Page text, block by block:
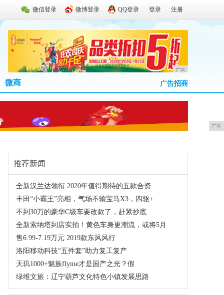
微信登录 微博登录 QQ登录 登录 注册
广告
微商 广告招商
广告
推荐新闻
·全新汉兰达领衔 2020年值得期待的五款合资
·丰田“小霸王”亮相，气场不输宝马X3，四驱+
·不到30万的豪华C级车要改款了，赶紧抄底
·全新索纳塔到店实拍！黄色车身更潮流，或将5月
·售6.99-7.19万元 2019款东风风行
·洛阳移动科技“五件套”助力复工复产
· 天玑1000+魅族flyme才是国产之光？假
·绿维文旅：辽宁葫芦文化特色小镇发展思路